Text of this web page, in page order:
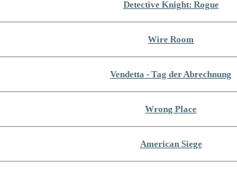
Detective Knight: Rogue
Wire Room
Vendetta - Tag der Abrechnung
Wrong Place
American Siege